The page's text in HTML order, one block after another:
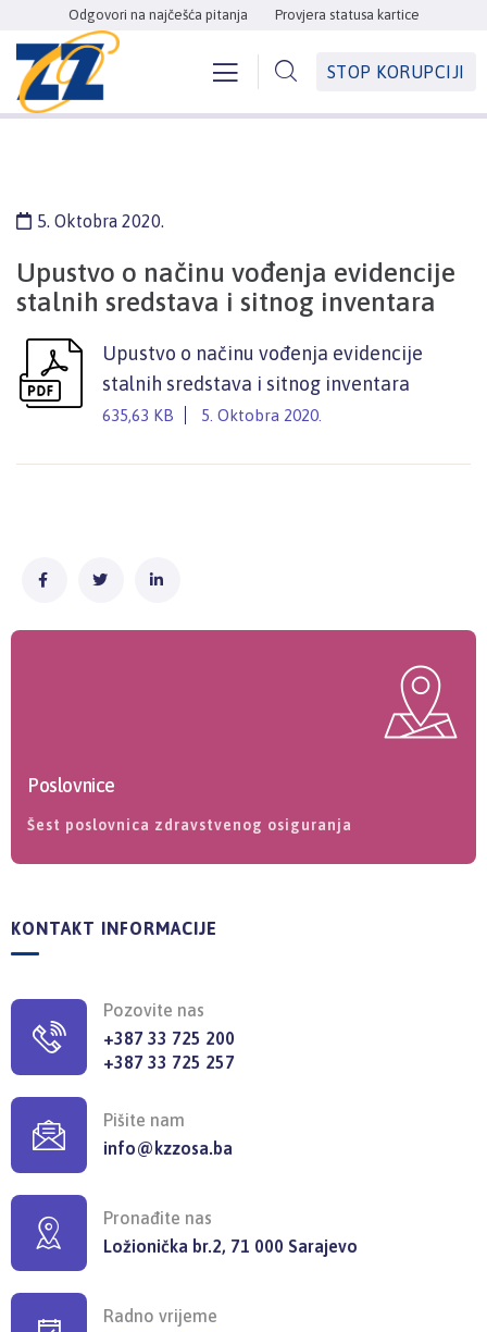
Odgovori na najčešća pitanja Provjera statusa kartice
STOP KORUPCIJI
5. Oktobra 2020.
Upustvo o načinu vođenja evidencije
stalnih sredstava i sitnog inventara
Upustvo o načinu vođenja evidencije
stalnih sredstava i sitnog inventara
635,63 KB 5. Oktobra 2020.
Poslovnice
Šest poslovnica zdravstvenog osiguranja
KONTAKT INFORMACIJE
Pozovite nas
+387 33 725 200
+387 33 725 257
Pišite nam
info@kzzosa.ba
Pronađite nas
Ložionička br.2, 71 000 Sarajevo
Radno vrijeme